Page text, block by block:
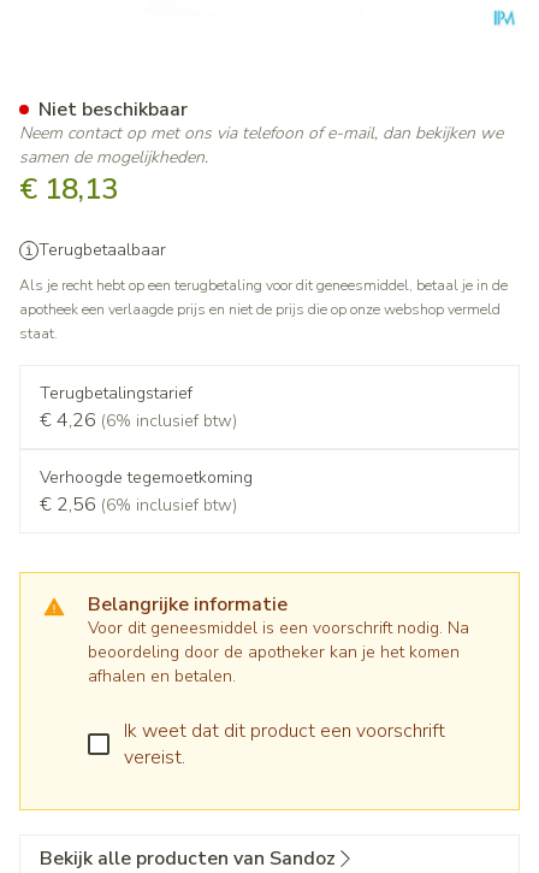
€ 18,13
Terugbetaalbaar
Als je recht hebt op een terugbetaling voor dit geneesmiddel, betaal je in de
apotheek een verlaagde prijs en niet de prijs die op onze webshop vermeld
staat.
Terugbetalingstarief
€ 4,26 (6% inclusief btw)
Verhoogde tegemoetkoming
€ 2,56 (6% inclusief btw)
Belangrijke informatie
Voor dit geneesmiddel is een voorschrift nodig. Na
beoordeling door de apotheker kan je het komen
afhalen en betalen.
Ik weet dat dit product een voorschrift
vereist.
Niet beschikbaar
Neem contact op met ons via telefoon of e-mail, dan bekijken we
samen de mogelijkheden.
Bekijk alle producten van Sandoz